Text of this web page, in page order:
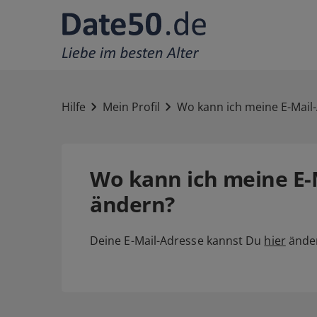
Hilfe Mein Profil Wo kann ich meine E-
Wo kann ich meine
ändern?
Deine E-Mail-Adresse kannst Du hier